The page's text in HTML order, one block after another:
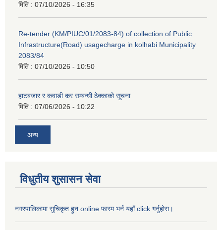
मिति : 07/10/2026 - 16:35
Re-tender (KM/PIUC/01/2083-84) of collection of Public
Infrastructure(Road) usagecharge in kolhabi Municipality
2083/84
मिति : 07/10/2026 - 10:50
हाटबजार र कवाडी कर सम्बन्धी ठेक्काको सूचना
मिति : 07/06/2026 - 10:22
अन्य
विधुतीय शुसासन सेवा
नगरपालिकामा सुचिकृत हुन online फारम भर्न यहाँ click गर्नुहोस।